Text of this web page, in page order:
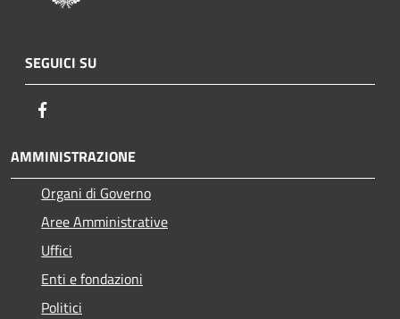
SEGUICI SU
AMMINISTRAZIONE
Organi di Governo
Aree Amministrative
Uffici
Enti e fondazioni
Politici